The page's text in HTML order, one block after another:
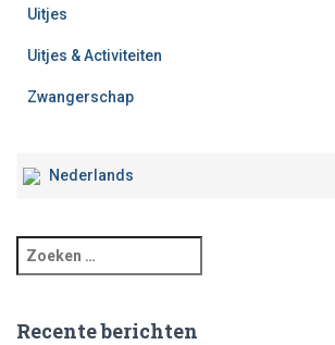
Uitjes
Uitjes & Activiteiten
Zwangerschap
Nederlands
Recente berichten